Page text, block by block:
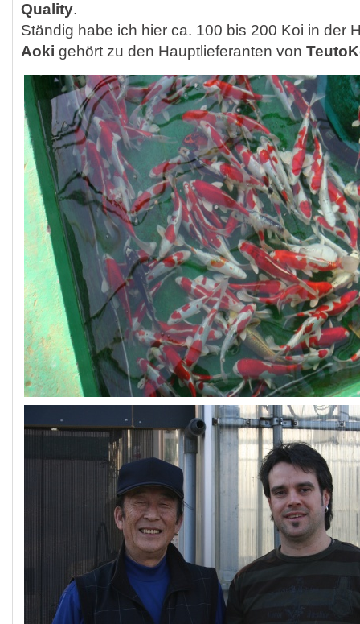
Quality.
Ständig habe ich hier ca. 100 bis 200 Koi in der
Aoki gehört zu den Hauptlieferanten von